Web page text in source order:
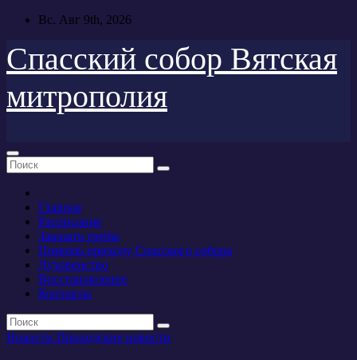
Перейти
содержимому
Вс. Авг 9th, 2026
Спасский собор Вятская
митрополия
Главная
Расписание
Заказать требы
Помощь приходу Спасского собора
Духовенство
Восстановление
Контакты
Новости Приходские новости